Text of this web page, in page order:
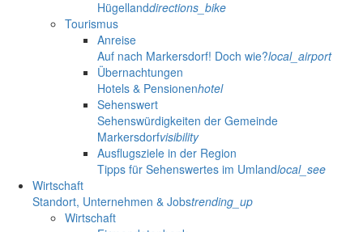
Hügellanddirections_bike
Tourismus
Anreise
Auf nach Markersdorf! Doch wie?local_airport
Übernachtungen
Hotels & Pensionenhotel
Sehenswert
Sehenswürdigkeiten der Gemeinde
Markersdorfvisibility
Ausflugsziele in der Region
Tipps für Sehenswertes im Umlandlocal_see
Wirtschaft
Standort, Unternehmen & Jobstrending_up
Wirtschaft